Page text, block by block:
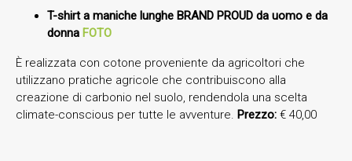
T-shirt a maniche lunghe BRAND PROUD da uomo e da
donna FOTO
È realizzata con cotone proveniente da agricoltori che
utilizzano pratiche agricole che contribuiscono alla
creazione di carbonio nel suolo, rendendola una scelta
climate-conscious per tutte le avventure. Prezzo: € 40,00